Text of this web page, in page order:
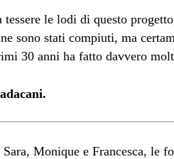
tessere le lodi di questo
sono stati compiuti, ma
30 anni ha fatto davvero
Monique e Francesca, le